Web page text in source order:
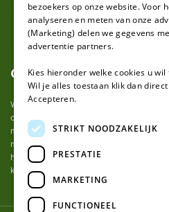
Over ons
Wij van robotmaaier-mesjes.nl doen
onderhoud van robot grasmaaier
maken. Uit ervaring merkten we hoe
messen voor een automatische
het u makkelijk te maken om de
kopen.
bezoekers op onze website. Voor
analyseren en meten van onze
(Marketing) delen we gegevens
advertentie partners.
Kies hieronder welke cookies u wil
Wil je alles toestaan klik dan
Accepteren.
STRIKT NOODZAKELIJK
PRESTATIE
MARKETING
FUNCTIONEEL